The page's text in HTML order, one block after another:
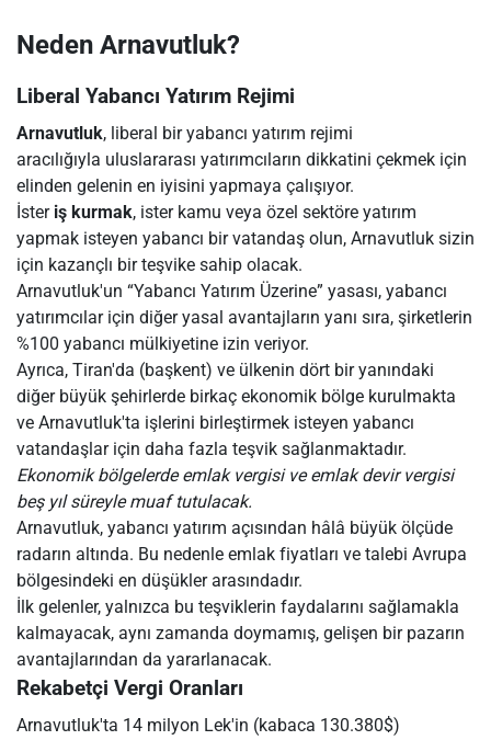
Neden Arnavutluk?
Liberal Yabancı Yatırım Rejimi
Arnavutluk, liberal bir yabancı yatırım rejimi
aracılığıyla uluslararası yatırımcıların dikkatini çekmek için
elinden gelenin en iyisini yapmaya çalışıyor.
İster iş kurmak, ister kamu veya özel sektöre yatırım
yapmak isteyen yabancı bir vatandaş olun, Arnavutluk sizin
için kazançlı bir teşvike sahip olacak.
Arnavutluk'un “Yabancı Yatırım Üzerine” yasası, yabancı
yatırımcılar için diğer yasal avantajların yanı sıra, şirketlerin
%100 yabancı mülkiyetine izin veriyor.
Ayrıca, Tiran'da (başkent) ve ülkenin dört bir yanındaki
diğer büyük şehirlerde birkaç ekonomik bölge kurulmakta
ve Arnavutluk'ta işlerini birleştirmek isteyen yabancı
vatandaşlar için daha fazla teşvik sağlanmaktadır.
Ekonomik bölgelerde emlak vergisi ve emlak devir vergisi
beş yıl süreyle muaf tutulacak.
Arnavutluk, yabancı yatırım açısından hâlâ büyük ölçüde
radarın altında. Bu nedenle emlak fiyatları ve talebi Avrupa
bölgesindeki en düşükler arasındadır.
İlk gelenler, yalnızca bu teşviklerin faydalarını sağlamakla
kalmayacak, aynı zamanda doymamış, gelişen bir pazarın
avantajlarından da yararlanacak.
Rekabetçi Vergi Oranları
Arnavutluk'ta 14 milyon Lek'in (kabaca 130.380$)